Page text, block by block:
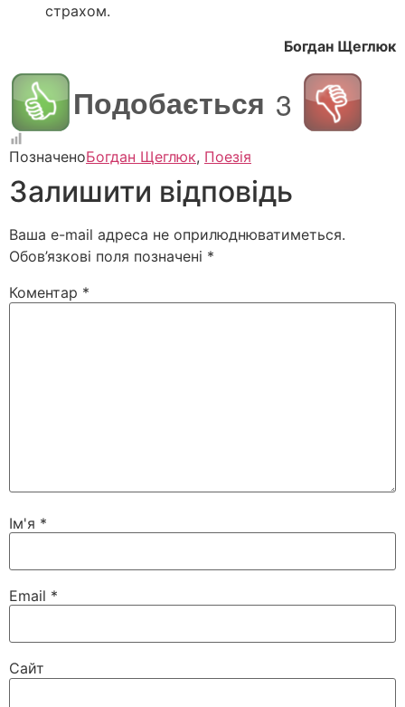
страхом.
Богдан Щеглюк
Подобається 3
ПозначеноБогдан Щеглюк, Поезія
Залишити відповідь
Ваша e-mail адреса не оприлюднюватиметься.
Обов’язкові поля позначені *
Коментар *
Ім'я *
Email *
Сайт